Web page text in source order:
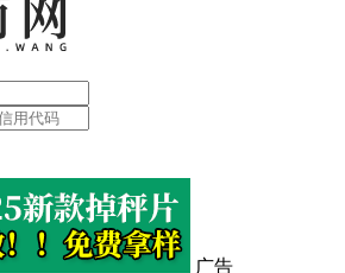
广告